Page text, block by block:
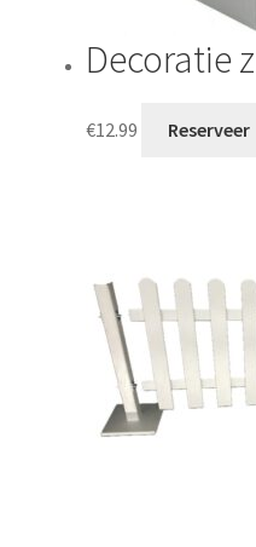
Decoratie
€12.99 Reserveer